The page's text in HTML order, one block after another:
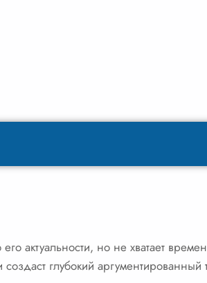
актуальности, но не хватает
глубокий аргументированный